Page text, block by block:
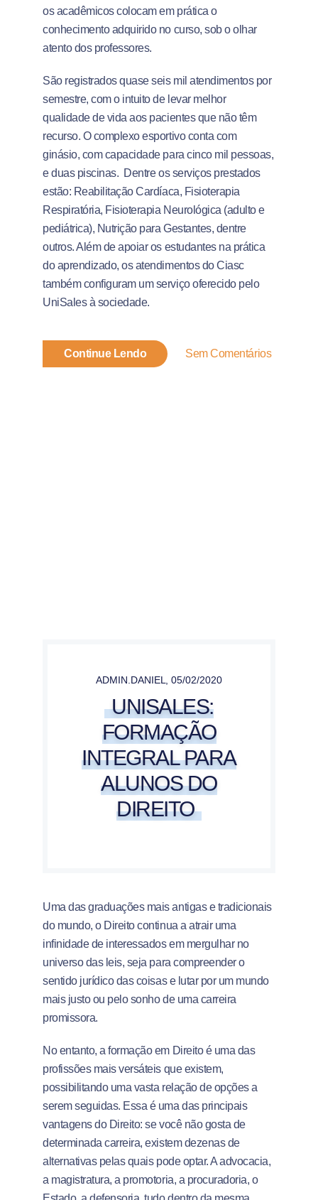
os acadêmicos colocam em prática o
conhecimento adquirido no curso, sob o olhar
atento dos professores.
São registrados quase seis mil atendimentos por
semestre, com o intuito de levar melhor
qualidade de vida aos pacientes que não têm
recurso. O complexo esportivo conta com
ginásio, com capacidade para cinco mil pessoas,
e duas piscinas. Dentre os serviços prestados
estão: Reabilitação Cardíaca, Fisioterapia
Respiratória, Fisioterapia Neurológica (adulto e
pediátrica), Nutrição para Gestantes, dentre
outros. Além de apoiar os estudantes na prática
do aprendizado, os atendimentos do Ciasc
também configuram um serviço oferecido pelo
UniSales à sociedade.
Continue Lendo Sem Comentários
ADMIN.DANIEL ,05/02/2020
UNISALES:
FORMAÇÃO
INTEGRAL PARA
ALUNOS DO
DIREITO
Uma das graduações mais antigas e tradicionais
do mundo, o Direito continua a atrair uma
infinidade de interessados em mergulhar no
universo das leis, seja para compreender o
sentido jurídico das coisas e lutar por um mundo
mais justo ou pelo sonho de uma carreira
promissora.
No entanto, a formação em Direito é uma das
profissões mais versáteis que existem,
possibilitando uma vasta relação de opções a
serem seguidas. Essa é uma das principais
vantagens do Direito: se você não gosta de
determinada carreira, existem dezenas de
alternativas pelas quais pode optar. A advocacia,
a magistratura, a promotoria, a procuradoria, o